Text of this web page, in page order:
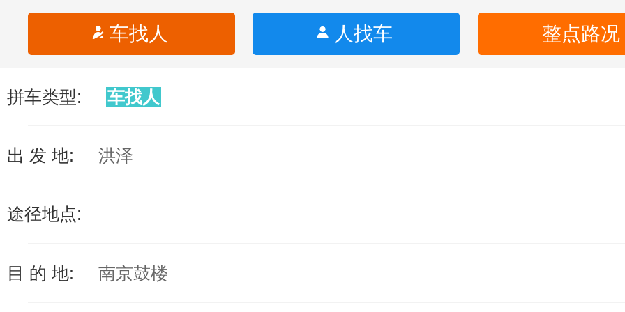
车找人 人找车 整点路况
拼车类型: 车找人
出 发 地: 洪泽
途径地点:
目 的 地: 南京鼓楼